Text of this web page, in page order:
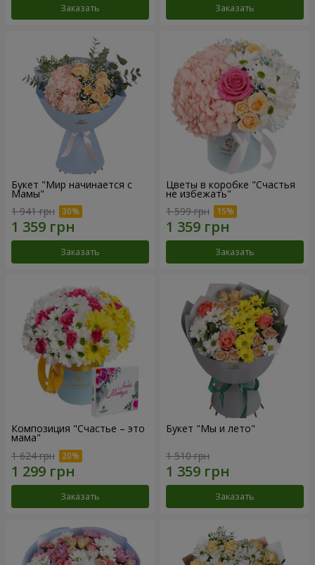
Заказать Заказать
Букет "Мир начинается с
Мамы"
1 941 грн
Заказать
Цветы в коробке "Счастья
не избежать"
1 599 грн
Заказать
Композиция "Счастье – это
мама"
1 624 грн
Заказать
Букет "Мы и лето"
1 510 грн
Заказать